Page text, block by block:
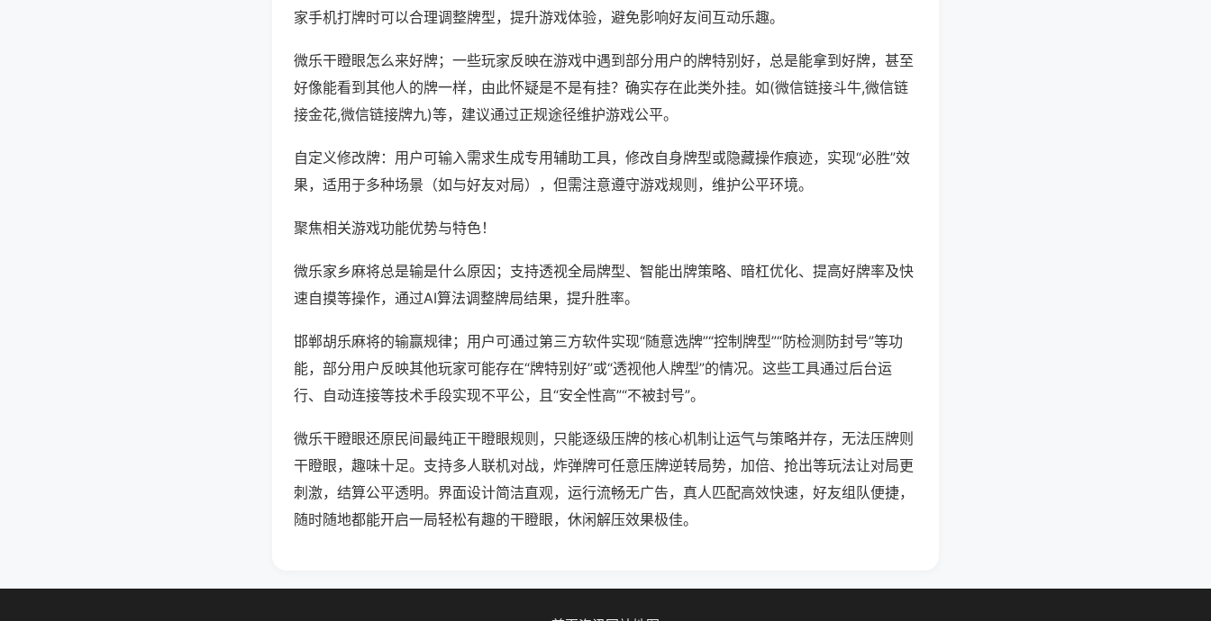
家手机打牌时可以合理调整牌型，提升游戏体验，避免影响好友间互动乐趣。
微乐干瞪眼怎么来好牌；一些玩家反映在游戏中遇到部分用户的牌特别好，总是能拿到好牌，甚至
好像能看到其他人的牌一样，由此怀疑是不是有挂？确实存在此类外挂。如(微信链接斗牛,微信链
接金花,微信链接牌九)等，建议通过正规途径维护游戏公平。
自定义修改牌：用户可输入需求生成专用辅助工具，修改自身牌型或隐藏操作痕迹，实现“必胜”效
果，适用于多种场景（如与好友对局），但需注意遵守游戏规则，维护公平环境。
聚焦相关游戏功能优势与特色！
微乐家乡麻将总是输是什么原因；支持透视全局牌型、智能出牌策略、暗杠优化、提高好牌率及快
速自摸等操作，通过AI算法调整牌局结果，提升胜率。
邯郸胡乐麻将的输赢规律；用户可通过第三方软件实现“随意选牌”“控制牌型”“防检测防封号”等功
能，部分用户反映其他玩家可能存在“牌特别好”或“透视他人牌型”的情况。这些工具通过后台运
行、自动连接等技术手段实现不平公，且“安全性高”“不被封号”。
微乐干瞪眼还原民间最纯正干瞪眼规则，只能逐级压牌的核心机制让运气与策略并存，无法压牌则
干瞪眼，趣味十足。支持多人联机对战，炸弹牌可任意压牌逆转局势，加倍、抢出等玩法让对局更
刺激，结算公平透明。界面设计简洁直观，运行流畅无广告，真人匹配高效快速，好友组队便捷，
随时随地都能开启一局轻松有趣的干瞪眼，休闲解压效果极佳。